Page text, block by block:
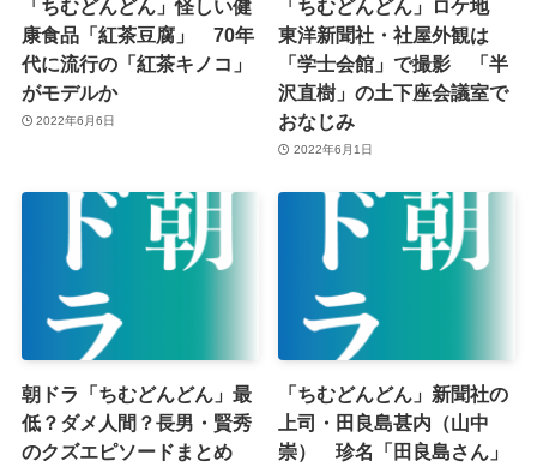
「ちむどんどん」怪しい健
康食品「紅茶豆腐」 70年
代に流行の「紅茶キノコ」
がモデルか
2022年6月6日
「ちむどんどん」ロケ地
東洋新聞社・社屋外観は
「学士会館」で撮影 「半
沢直樹」の土下座会議室で
おなじみ
2022年6月1日
朝ドラ「ちむどんどん」最
低？ダメ人間？長男・賢秀
のクズエピソードまとめ
「ちむどんどん」新聞社の
上司・田良島甚内（山中
崇） 珍名「田良島さん」